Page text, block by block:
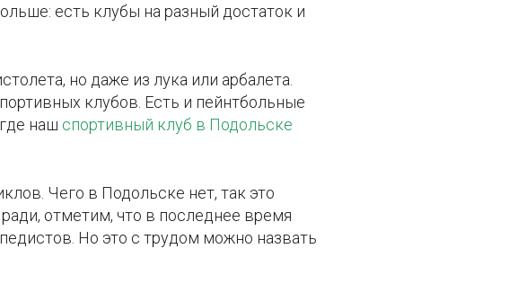
есть клубы на разный достаток и
но даже из лука или арбалета.
клубов. Есть и пейнтбольные
наш спортивный клуб в Подольске
Чего в Подольске нет, так это
ради, отметим, что в последнее время
Но это с трудом можно назвать